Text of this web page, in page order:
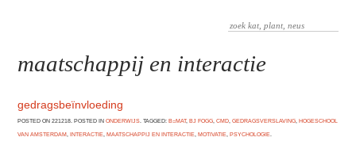
maatschappij en interactie
gedragsbeïnvloeding
POSTED ON 221218. POSTED INONDERWIJS . TAGGED:B=MAT,BJ FOGG ,CMD ,GEDRAGSVERSLAVING ,HOGESCHOOL
VAN AMSTERDAM ,INTERACTIE ,MAATSCHAPPIJ EN INTERACTIE ,MOTIVATIE ,PSYCHOLOGIE